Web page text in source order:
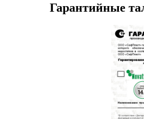
Гарантийные